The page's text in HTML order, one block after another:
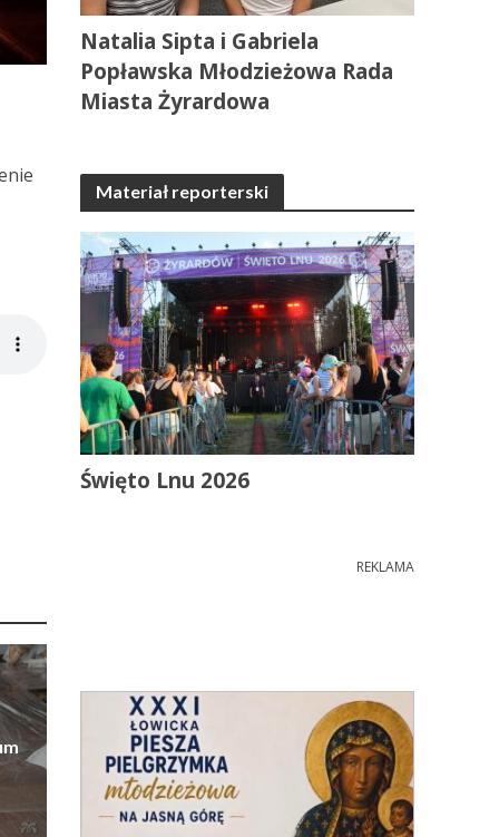
Natalia Sipta i Gabriela
Popławska Młodzieżowa Rada
Miasta Żyrardowa
Materiał reporterski
Święto Lnu 2026
REKLAMA